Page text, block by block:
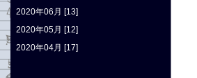
2020年06月 [13]
2020年05月 [12]
2020年04月 [17]